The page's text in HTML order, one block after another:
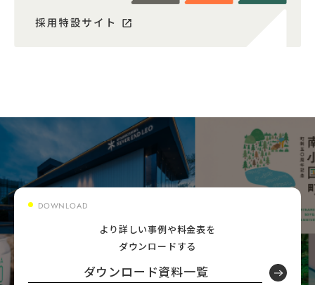
DOWNLOAD
より詳しい事例や料金表を
ダウンロードする
ダウンロード資料一覧